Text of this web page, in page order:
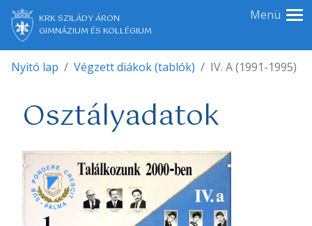
KRK SZILÁDY ÁRON
GIMNÁZIUM ÉS KOLLÉGIUM
Menü
Nyitó lap Végzett diákok (tablók) IV. A (1991-1995)
Osztályadatok